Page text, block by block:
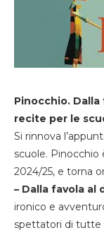
Pinocchio.
recite per le
Si rinnova
scuole.
2024/25, e torna
– Dalla favola al
ironico e
spettatori di tutte